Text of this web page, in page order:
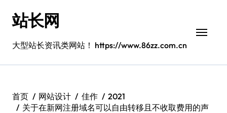
站长网
大型站长资讯类网站！ https://www.86zz.com.cn
首页 网站设计 佳作
2021
关于在新网注册域名可以自由转移且不收取费用的声